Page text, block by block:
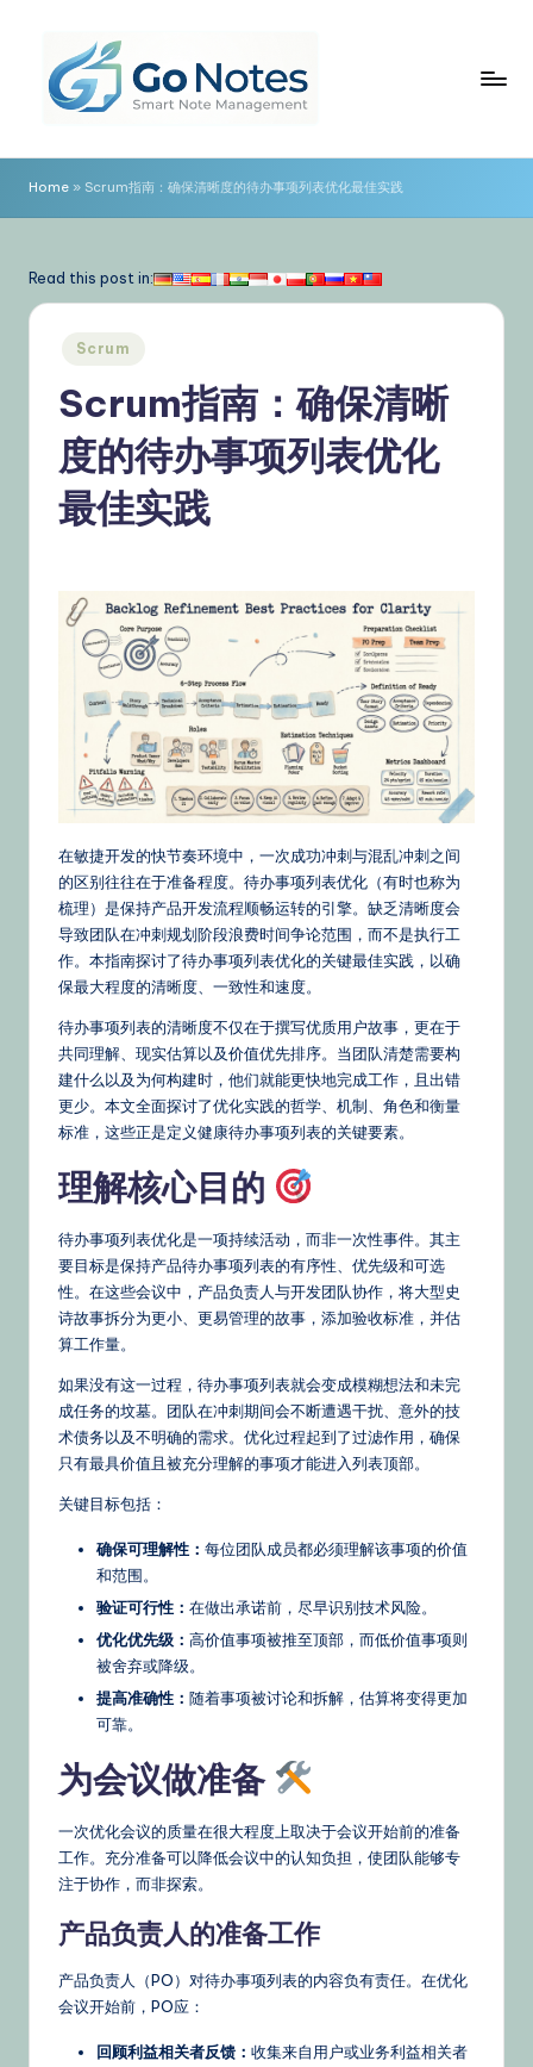
content
o
N
t
简
体
中
w
le
d
e,
Ti
p
&
L
a
e
st
p
d
Home » Scrum指南：确保清晰度的待办事项列表优化最佳实践
Read this post in:
Posted
Scrum
Scrum指南：确保清晰
度的待办事项列表优化
最佳实践
在敏捷开发的快节奏环境中，一次成功冲刺与混乱冲刺之间
的区别往往在于准备程度。待办事项列表优化（有时也称为
梳理）是保持产品开发流程顺畅运转的引擎。缺乏清晰度会
导致团队在冲刺规划阶段浪费时间争论范围，而不是执行工
作。本指南探讨了待办事项列表优化的关键最佳实践，以确
保最大程度的清晰度、一致性和速度。
待办事项列表的清晰度不仅在于撰写优质用户故事，更在于
共同理解、现实估算以及价值优先排序。当团队清楚需要构
建什么以及为何构建时，他们就能更快地完成工作，且出错
更少。本文全面探讨了优化实践的哲学、机制、角色和衡量
标准，这些正是定义健康待办事项列表的关键要素。
理解核心目的
待办事项列表优化是一项持续活动，而非一次性事件。其主
要目标是保持产品待办事项列表的有序性、优先级和可选
性。在这些会议中，产品负责人与开发团队协作，将大型史
诗故事拆分为更小、更易管理的故事，添加验收标准，并估
算工作量。
如果没有这一过程，待办事项列表就会变成模糊想法和未完
成任务的坟墓。团队在冲刺期间会不断遭遇干扰、意外的技
术债务以及不明确的需求。优化过程起到了过滤作用，确保
只有最具价值且被充分理解的事项才能进入列表顶部。
关键目标包括：
确保可理解性： 每位团队成员都必须理解该事项的价值
和范围。
验证可行性： 在做出承诺前，尽早识别技术风险。
优化优先级： 高价值事项被推至顶部，而低价值事项则
被舍弃或降级。
提高准确性： 随着事项被讨论和拆解，估算将变得更加
可靠。
为会议做准备
一次优化会议的质量在很大程度上取决于会议开始前的准备
工作。充分准备可以降低会议中的认知负担，使团队能够专
注于协作，而非探索。
产品负责人的准备工作
产品负责人（PO）对待办事项列表的内容负有责任。在优化
会议开始前，PO应：
回顾利益相关者反馈： 收集来自用户或业务利益相关者